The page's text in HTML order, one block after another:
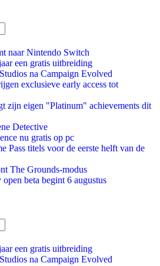
naar Nintendo Switch
een gratis uitbreiding
na Campaign Evolved
exclusieve early access tot
zijn eigen "Platinum" achievements dit
Detective
nu gratis op pc
Pass titels voor de eerste helft van de
The Grounds-modus
beta begint 6 augustus
een gratis uitbreiding
na Campaign Evolved